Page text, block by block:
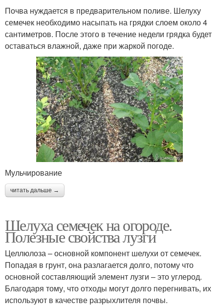
Почва нуждается в предварительном поливе. Шелуху
семечек необходимо насыпать на грядки слоем около 4
сантиметров. После этого в течение недели грядка будет
оставаться влажной, даже при жаркой погоде.
Мульчирование
читать дальше →
Шелуха семечек на огороде.
Полезные свойства лузги
Целлюлоза – основной компонент шелухи от семечек.
Попадая в грунт, она разлагается долго, потому что
основной составляющий элемент лузги – это углерод.
Благодаря тому, что отходы могут долго перегнивать, их
используют в качестве разрыхлителя почвы.